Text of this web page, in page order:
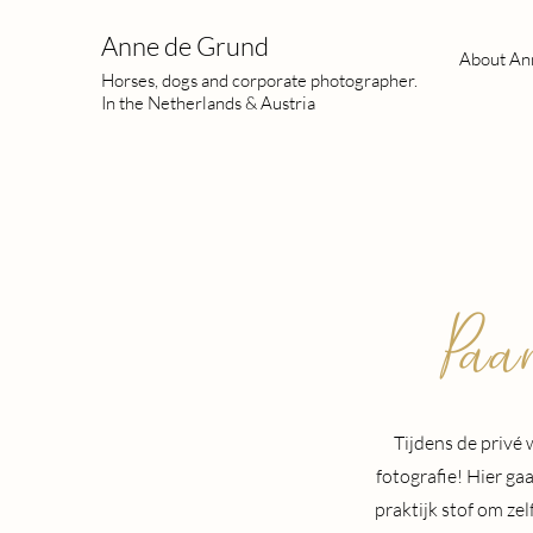
Anne de Grund
Horses, dogs and corporate photographer.
In the Netherlands & Austria
About
Tijdens de privé
fotografie! Hier
praktijk stof om